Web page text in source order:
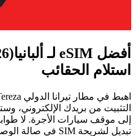
أفضل eSIM لـ ألبانيا
استلام الحقائب
التثبيت من بريدك الإلكتروني،
إلى موقف سيارات الأجرة. لا